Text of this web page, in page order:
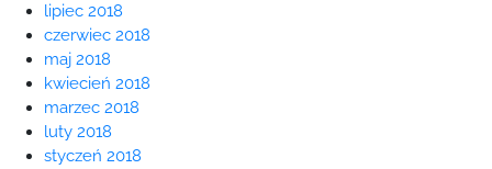
lipiec 2018
czerwiec 2018
maj 2018
kwiecień 2018
marzec 2018
luty 2018
styczeń 2018